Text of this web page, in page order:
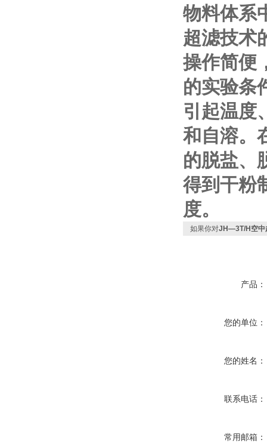
物料体系
超滤技术
操作简便
的实验条
引起温度
和自溶。
的脱盐、
得到干粉
度。
如果你对JH—3T/H空中
产品：
您的单位：
您的姓名：
联系电话：
常用邮箱：